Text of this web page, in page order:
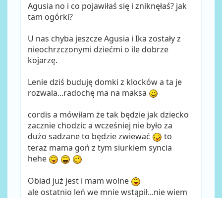
Agusia no i co pojawiłaś się i zniknęłaś? jak
tam ogórki?
U nas chyba jeszcze Agusia i Ika zostały z
nieochrzczonymi dziećmi o ile dobrze
kojarzę.
Lenie dziś buduję domki z klocków a ta je
rozwala...radochę ma na maksa
cordis a mówiłam że tak będzie jak dziecko
zacznie chodzic a wcześniej nie było za
dużo sadzane to będzie zwiewać
to
teraz mama goń z tym siurkiem syncia
hehe
Obiad już jest i mam wolne
ale ostatnio leń we mnie wstąpił...nie wiem